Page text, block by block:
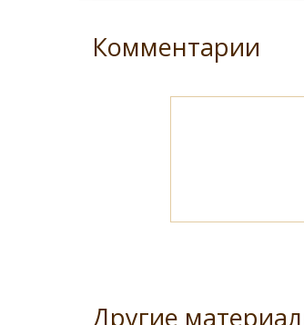
Комментарии
Другие